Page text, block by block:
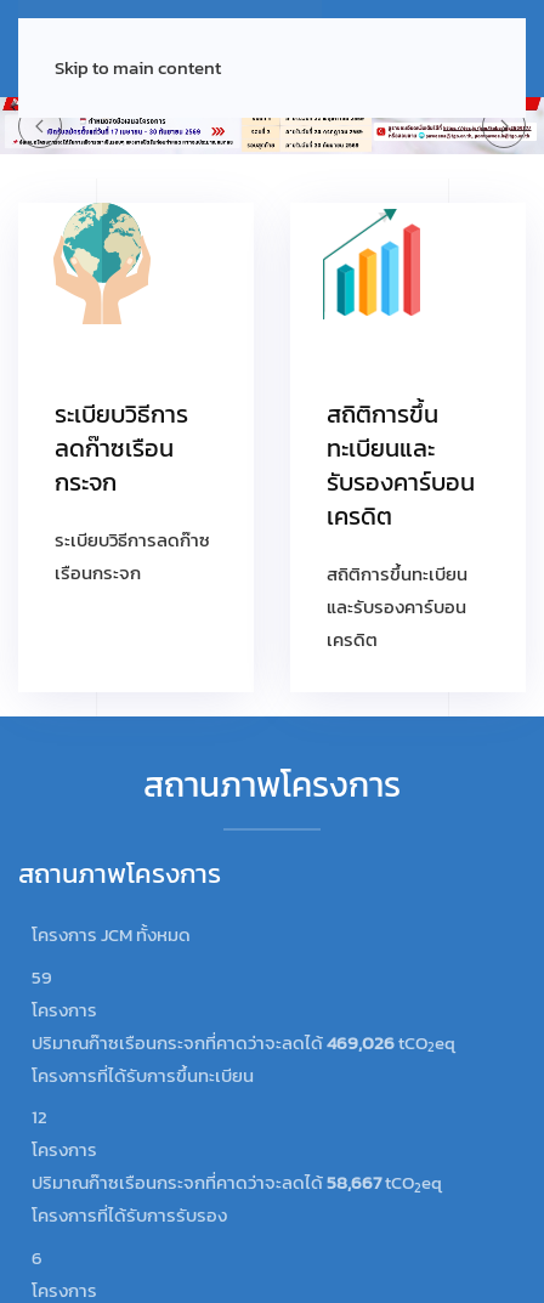
Skip to main content
ระเบียบวิธีการ
ลดก๊าซเรือน
กระจก
ระเบียบวิธีการลดก๊าซ
เรือนกระจก
สถิติการขึ้น
ทะเบียนและ
รับรองคาร์บอน
เครดิต
สถิติการขึ้นทะเบียน
และรับรองคาร์บอน
เครดิต
สถานภาพโครงการ
สถานภาพโครงการ
โครงการ JCM ทั้งหมด
59
โครงการ
ปริมาณก๊าซเรือนกระจกที่คาดว่าจะลดได้469,026tCO2eq
โครงการที่ได้รับการขึ้นทะเบียน
12
โครงการ
ปริมาณก๊าซเรือนกระจกที่คาดว่าจะลดได้58,667tCO2eq
โครงการที่ได้รับการรับรอง
6
โครงการ